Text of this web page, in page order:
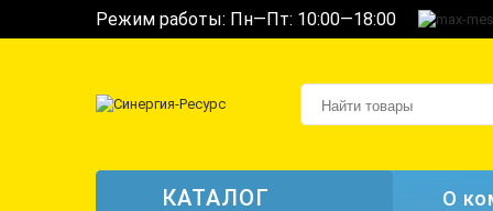
Режим работы: Пн—Пт: 10:00—18:00
КАТАЛОГ О